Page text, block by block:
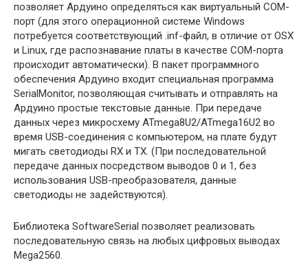
позволяет Ардуино определяться как виртуальный COM-
порт (для этого операционной системе Windows
потребуется соответствующий .inf-файл, в отличие от OSX
и Linux, где распознавание платы в качестве COM-порта
происходит автоматически). В пакет программного
обеспечения Ардуино входит специальная программа
SerialMonitor, позволяющая считывать и отправлять на
Ардуино простые текстовые данные. При передаче
данных через микросхему ATmega8U2/ATmega16U2 во
время USB-соединения с компьютером, на плате будут
мигать светодиоды RX и TX. (При последовательной
передаче данных посредством выводов 0 и 1, без
использования USB-преобразователя, данные
светодиоды не задействуются).
Библиотека SoftwareSerial позволяет реализовать
последовательную связь на любых цифровых выводах
Mega2560.